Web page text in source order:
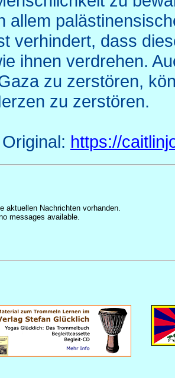
allem
verhindert, dass
ihnen verdrehen.
zu zerstören,
zu zerstören.
https://
aktuellen Nachrichten vorhanden.
messages available.